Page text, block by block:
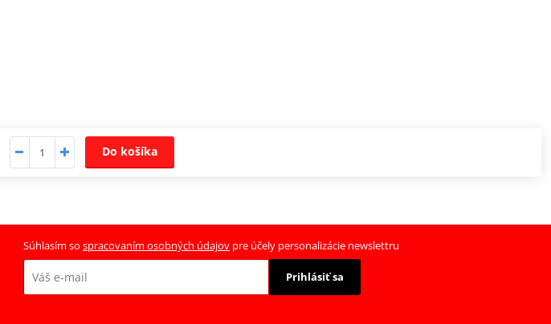
Do košíka
Súhlasím so spracovaním osobných údajov pre účely personalizácie newslettru
Prihlásiť sa